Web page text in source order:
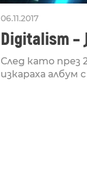
06.11.2017
Digitalism –
След като през
изкараха албум с